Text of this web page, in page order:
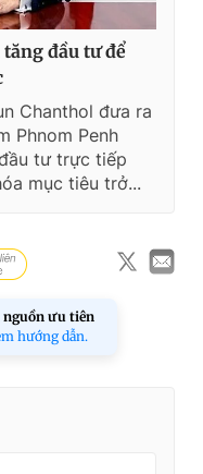
đầu tư để
Chanthol đưa ra
Phnom Penh
tư trực tiếp
mục tiêu trở...
nguồn ưu tiên
hướng dẫn.